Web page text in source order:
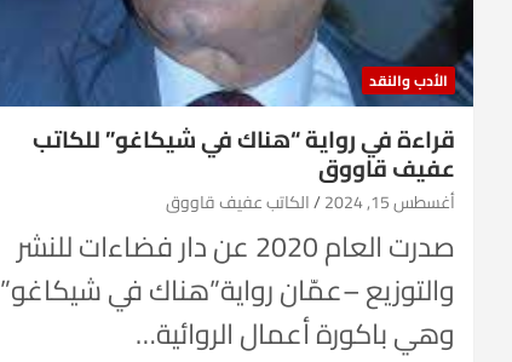
الأدب والنقد
قراءة في رواية “هناك في شيكاغو” للكاتب
عفيف قاووق
أغسطس 15, 2024 الكاتب عفيف قاووق
صدرت العام 2020 عن دار فضاءات للنشر
والتوزيع –عمّان رواية”هناك في شيكاغو”
وهي باكورة أعمال الروائية…